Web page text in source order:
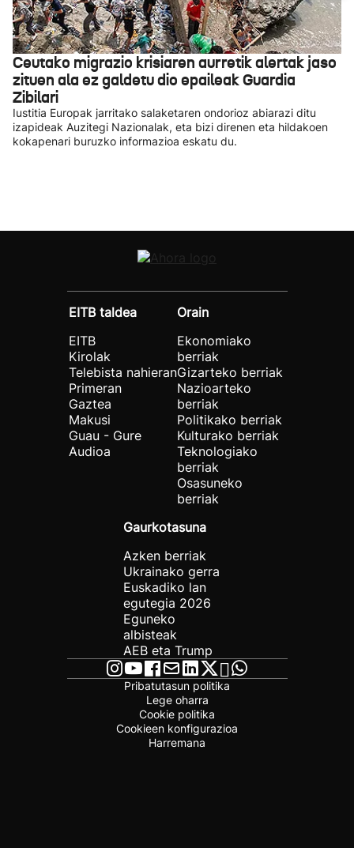
Ceutako migrazio krisiaren aurretik alertak jaso
zituen ala ez galdetu dio epaileak Guardia
Zibilari
Iustitia Europak jarritako salaketaren ondorioz abiarazi ditu
izapideak Auzitegi Nazionalak, eta bizi direnen eta hildakoen
kokapenari buruzko informazioa eskatu du.
EITB taldea
EITB
Kirolak
Telebista nahieran
Primeran
Gaztea
Makusi
Guau - Gure
Audioa
Orain
Ekonomiako
berriak
Gizarteko berriak
Nazioarteko
berriak
Politikako berriak
Kulturako berriak
Teknologiako
berriak
Osasuneko
berriak
Gaurkotasuna
Azken berriak
Ukrainako gerra
Euskadiko lan
egutegia 2026
Eguneko
albisteak
AEB eta Trump
Pribatutasun politika
Lege oharra
Cookie politika
Cookieen konfigurazioa
Harremana